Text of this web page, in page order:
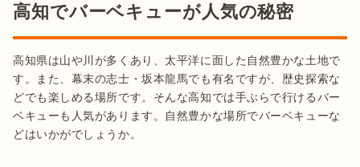
高知でバーベキューが人気の秘密
高知県は山や川が多くあり、太平洋に面した自然豊かな土地で
す。また、幕末の志士・坂本龍馬でも有名ですが、歴史探索な
どでも楽しめる場所です。そんな高知では手ぶらで行けるバー
ベキューも人気があります。自然豊かな場所でバーベキューな
どはいかがでしょうか。